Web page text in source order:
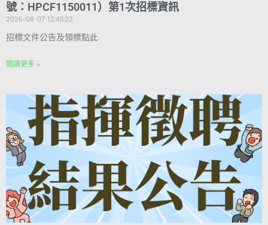
號：HPCF1150011）第1次招標資訊
2026-08-07 12:45:22
招標文件公告及領標點此
閱讀更多 »